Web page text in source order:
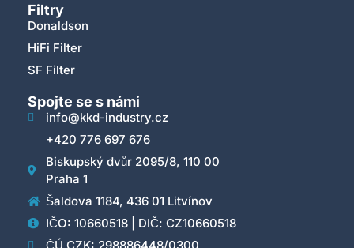
Filtry
Donaldson
HiFi Filter
SF Filter
Spojte se s námi
info@kkd-industry.cz
+420 776 697 676
Biskupský dvůr 2095/8, 110 00
Praha 1
Šaldova 1184, 436 01 Litvínov
IČO: 10660518 | DIČ: CZ10660518
ČÚ CZK: 298886448/0300